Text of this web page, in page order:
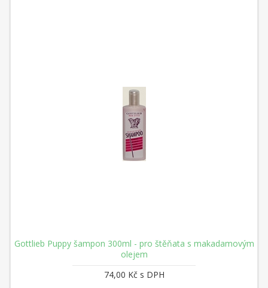
Gottlieb Puppy šampon 300ml - pro štěňata s makadamovým
olejem
74,00 Kč s DPH